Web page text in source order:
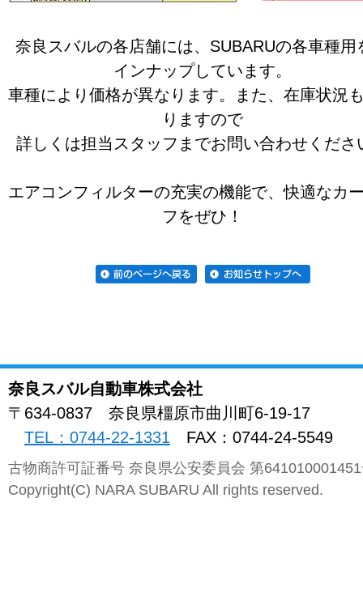
奈良スバルの各店舗には、SUBARUの各車種用
インナップしています。
車種により価格が異なります。また、在庫状況
りますので
詳しくは担当スタッフまでお問い合わせくださ
エアコンフィルターの充実の機能で、快適なカ
フをぜひ！
奈良スバル自動車株式会社
〒634-0837
奈良県橿原市曲川町6-19-17
TEL：0744-22-1331
FAX：0744-24-5549
古物商許可証番号 奈良県公安委員会 第
Copyright(C) NARA SUBARU All rights reserved.